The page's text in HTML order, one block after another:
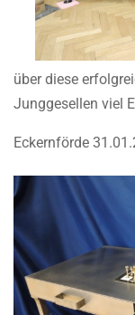
über diese
Junggesellen viel
Eckernförde